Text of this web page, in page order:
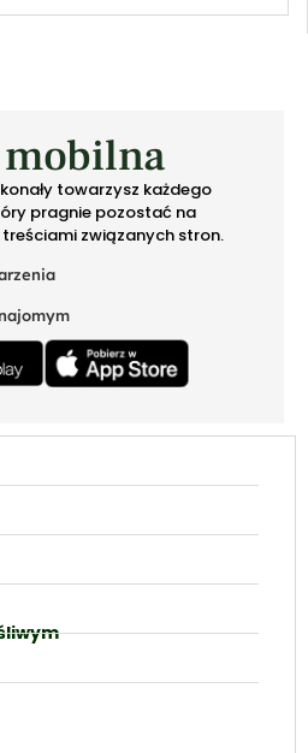
towarzysz każdego
pragnie pozostać na
związanych stron.